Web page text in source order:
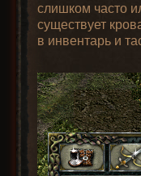
слишком часто
существует
в инвентарь и